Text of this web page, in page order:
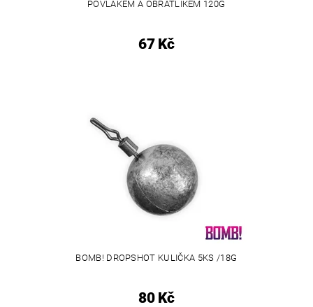
POVLAKEM A OBRATLÍKEM 120G
67 Kč
BOMB! DROPSHOT KULIČKA 5KS /18G
80 Kč